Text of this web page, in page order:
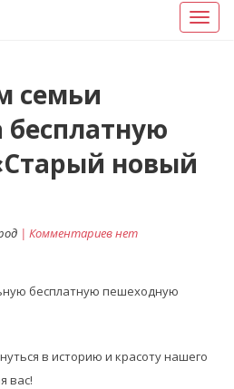
Вкл/
Выкл
семьи
бесплатную
новый
| Комментариев нет
бесплатную пешеходную
в историю и красоту нашего
вас!